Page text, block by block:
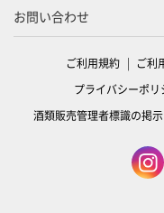
お問い合わせ
ご利用規約 ご利
プライバシーポリ
酒類販売管理者標識の掲示